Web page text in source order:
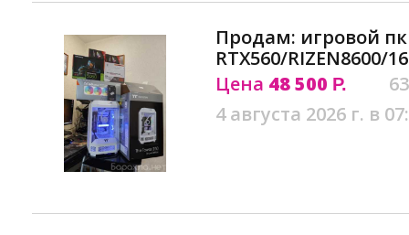
Продам: игровой пк
RTX560/RIZEN8600/
Цена 48 500 Р.
4 августа 2026 г. в